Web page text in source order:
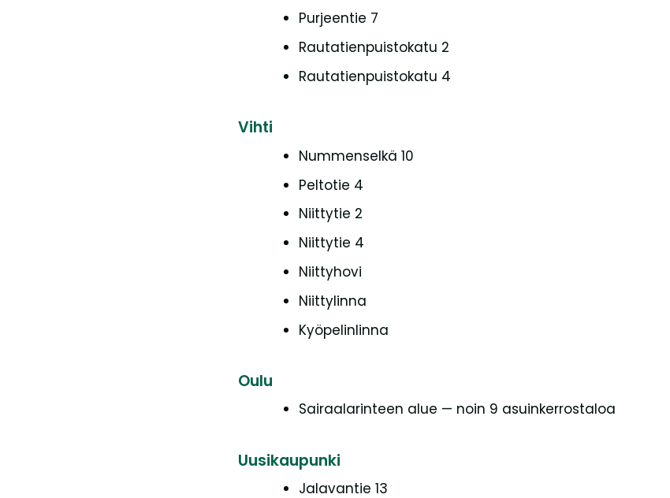
Purjeentie 7
Rautatienpuistokatu 2
Rautatienpuistokatu 4
Vihti
Nummenselkä 10
Peltotie 4
Niittytie 2
Niittytie 4
Niittyhovi
Niittylinna
Kyöpelinlinna
Oulu
Sairaalarinteen alue — noin 9 asuinkerrostaloa
Uusikaupunki
Jalavantie 13